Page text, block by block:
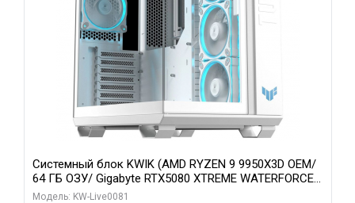
Системный блок KWIK (AMD RYZEN 9 9950X3D OEM/
64 ГБ ОЗУ/ Gigabyte RTX5080 XTREME WATERFORCE
16GB GDDR7 256bit/ 1 ТБ SSD)
Модель: KW-Live0081